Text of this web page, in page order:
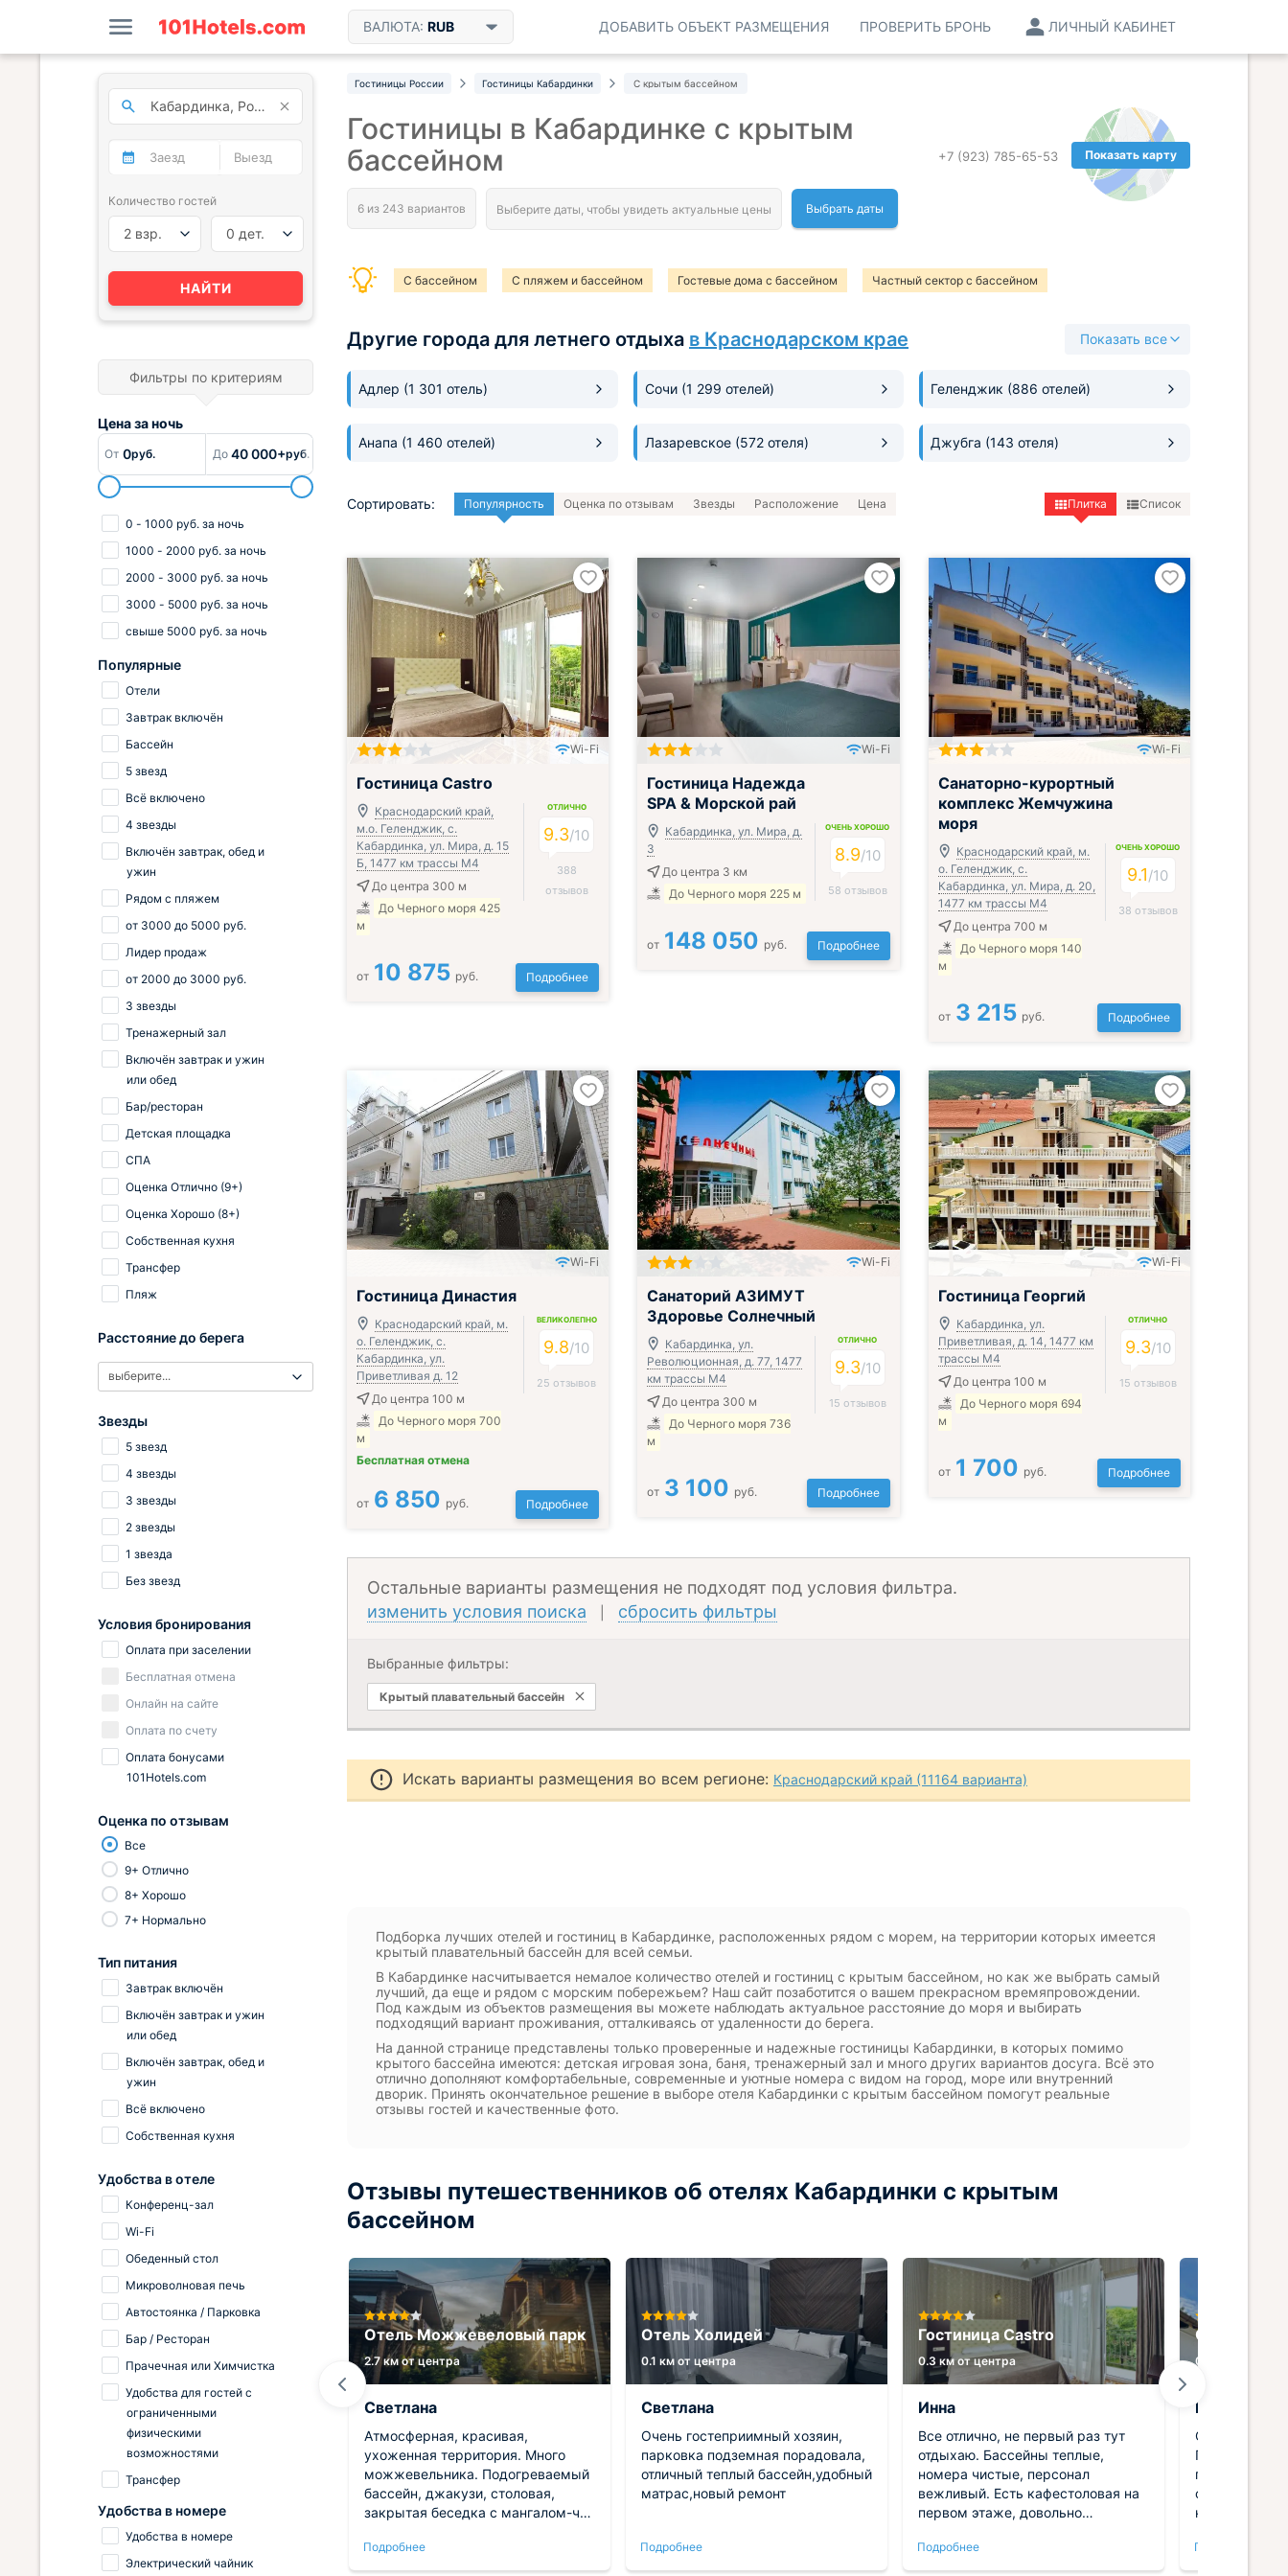
ВАЛЮТА: RUB ЛИЧНЫЙ КАБИНЕТ
ПРОВЕРИТЬ БРОНЬ
ДОБАВИТЬ ОБЪЕКТ РАЗМЕЩЕНИЯ
Гостиницы России Гостиницы Кабардинки С крытым бассейном
Показать карту
+7 (923) 785-65-53
Гостиницы в Кабардинке с крытым
бассейном
Выбрать даты
С бассейном С пляжем и бассейном Гостевые дома с бассейном Частный сектор с бассейном
4 звезды с бассейном
Другие города для летнего отдыха в Краснодарском крае Показать все
Адлер (1 301 отель) Сочи (1 299 отелей) Геленджик (886 отелей)
Анапа (1 460 отелей) Лазаревское (572 отеля) Джубга (143 отеля)
Сортировать: Популярность Оценка по отзывам Звезды Расположение Цена Плитка Список
Wi-Fi
Гостиница Castro
Краснодарский край,
м.о. Геленджик, с.
Кабардинка, ул. Мира, д. 15
Б, 1477 км трассы М4
До центра 300 м
До Черного моря 425
м
ОТЛИЧНО
9.3/10
388
отзывов
от 10 875 руб. Подробнее
Включён завтрак, обед и ужин
Wi-Fi
Гостиница Надежда
SPA & Морской рай
Кабардинка, ул. Мира, д.
3
До центра 3 км
До Черного моря 225 м
ОЧЕНЬ ХОРОШО
8.9/10
58 отзывов
от 148 050 руб. Подробнее
Включён завтрак, обед и ужин
Wi-Fi
Санаторно-курортный
комплекс Жемчужина
моря
Краснодарский край, м.
о. Геленджик, с.
Кабардинка, ул. Мира, д. 20,
1477 км трассы М4
До центра 700 м
До Черного моря 140
м
ОЧЕНЬ ХОРОШО
9.1/10
38 отзывов
от 3 215 руб. Подробнее
Wi-Fi
Гостиница Династия
Краснодарский край, м.
о. Геленджик, с.
Кабардинка, ул.
Приветливая д. 12
До центра 100 м
До Черного моря 700
м
Бесплатная отмена
ВЕЛИКОЛЕПНО
9.8/10
25 отзывов
от 6 850 руб. Подробнее
Wi-Fi
Санаторий АЗИМУТ
Здоровье Солнечный
Кабардинка, ул.
Революционная, д. 77, 1477
км трассы М4
До центра 300 м
До Черного моря 736
м
ОТЛИЧНО
9.3/10
15 отзывов
от 3 100 руб. Подробнее
Wi-Fi
Гостиница Георгий
Кабардинка, ул.
Приветливая, д. 14, 1477 км
трассы М4
До центра 100 м
До Черного моря 694
м
ОТЛИЧНО
9.3/10
15 отзывов
от 1 700 руб. Подробнее
Остальные варианты размещения не подходят под условия фильтра.
изменить условия поиска
сбросить фильтры
Выбранные фильтры:
Крытый плавательный бассейн
Искать варианты размещения во всем регионе: Краснодарский край (11164 варианта)
Подборка лучших отелей и гостиниц в Кабардинке, расположенных рядом с морем, на территории которых имеется
крытый плавательный бассейн для всей семьи.
В Кабардинке насчитывается немалое количество отелей и гостиниц с крытым бассейном, но как же выбрать самый
лучший, да еще и рядом с морским побережьем? Наш сайт позаботится о вашем прекрасном времяпровождении.
Под каждым из объектов размещения вы можете наблюдать актуальное расстояние до моря и выбирать
подходящий вариант проживания, отталкиваясь от удаленности до берега.
На данной странице представлены только проверенные и надежные гостиницы Кабардинки, в которых помимо
крытого бассейна имеются: детская игровая зона, баня, тренажерный зал и много других вариантов досуга. Всё это
отлично дополняют комфортабельные, современные и уютные номера с видом на город, море или внутренний
дворик. Принять окончательное решение в выборе отеля Кабардинки с крытым бассейном помогут реальные
отзывы гостей и качественные фото.
Отзывы путешественников об отелях Кабардинки с крытым
бассейном
Отель Маринус
0.3 км от центра
Отдыхали в отеле Маринус в июне
2025 года. Очень понравился
отель - и красивый и
функциональный. Очень приятная
территория с подогреваемым
бассейном и зеленью. Очень
приятно было общаться с
управляющей отелем Анастасией
Подробнее
Отель Можжевеловый парк
2.7 км от центра
Светлана
Атмосферная, красивая,
ухоженная территория. Много
можжевельника. Подогреваемый
бассейн, джакузи, столовая,
закрытая беседка с мангалом-что
Всё отлично. Будем
рекомендовать друзьям. Всё
Подробнее
Отель Холидей
0.1 км от центра
Светлана
Очень гостеприимный хозяин,
парковка подземная порадовала,
отличный теплый бассейн,удобный
матрас,новый ремонт
Подробнее
Гостиница Castro
0.3 км от центра
Инна
Все отлично, не первый раз тут
отдыхаю. Бассейны теплые,
номера чистые, персонал
вежливый. Есть кафестоловая на
первом этаже, довольно
мангал работал уже в мае. Все
супер, рекомендую!
Подробнее
Отель
0.3 км от
Юлия
Отличное
питанием к
Подробнее
Количество гостей
2 взр. 0 дет.
НАЙТИ
Фильтры по критериям
Цена заночь
От 0руб. До 40 000+руб.
0 - 1000 руб. за ночь
1000 - 2000 руб. за ночь
2000 - 3000 руб. за ночь
3000 - 5000 руб. за ночь
свыше 5000 руб. за ночь
Популярные
Отели
Завтрак включён
Бассейн
5 звезд
Всё включено
4 звезды
Включён завтрак, обед и
ужин
Рядом с пляжем
от 3000 до 5000 руб.
Лидер продаж
от 2000 до 3000 руб.
3 звезды
Тренажерный зал
Включён завтрак и ужин
или обед
Бар/ресторан
Детская площадка
СПА
Оценка Отлично (9+)
Оценка Хорошо (8+)
Собственная кухня
Трансфер
Пляж
Расстояние до берега
выберите...
Звезды
5 звезд
4 звезды
3 звезды
2 звезды
1 звезда
Без звезд
Условия бронирования
Оплата при заселении
Бесплатная отмена
Онлайн на сайте
Оплата по счету
Оплата бонусами
101Hotels.com
Оценка по отзывам
Все
9+ Отлично
8+ Хорошо
7+ Нормально
Тип питания
Завтрак включён
Включён завтрак и ужин
или обед
Включён завтрак, обед и
ужин
Всё включено
Собственная кухня
Удобства в отеле
Конференц-зал
Wi-Fi
Обеденный стол
Микроволновая печь
Автостоянка / Парковка
Бар / Ресторан
Прачечная или Химчистка
Удобства для гостей с
ограниченными
физическими
возможностями
Трансфер
Удобства в номере
Удобства в номере
Электрический чайник